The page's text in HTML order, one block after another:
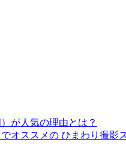
が人気の理由とは？
オススメの ひまわり撮影